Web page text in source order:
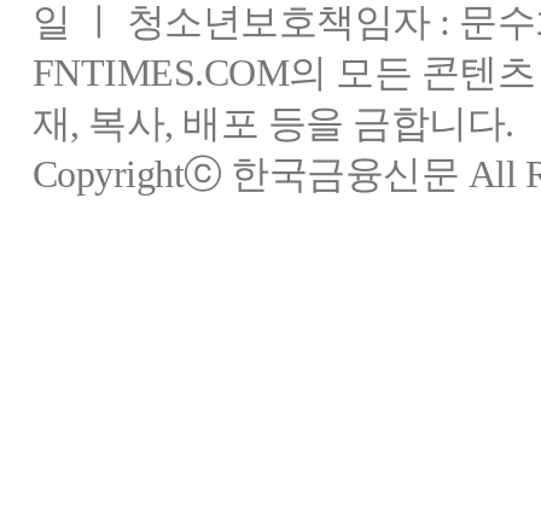
일 ㅣ 청소년보호책임자 : 문
FNTIMES.COM의 모든 콘텐
재, 복사, 배포 등을 금합니다.
Copyrightⓒ 한국금융신문 All